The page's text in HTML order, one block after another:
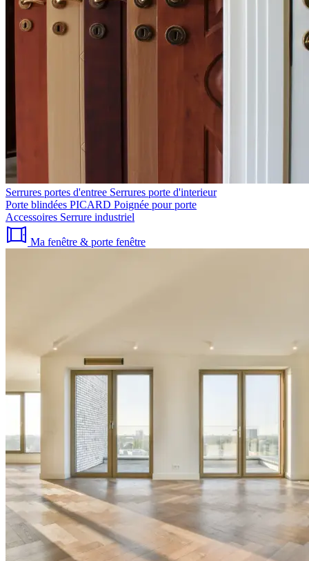
Serrures portes d'entree Serrures porte d'interieur
Porte blindées PICARD Poignée pour porte
Accessoires Serrure industriel
Ma fenêtre & porte fenêtre